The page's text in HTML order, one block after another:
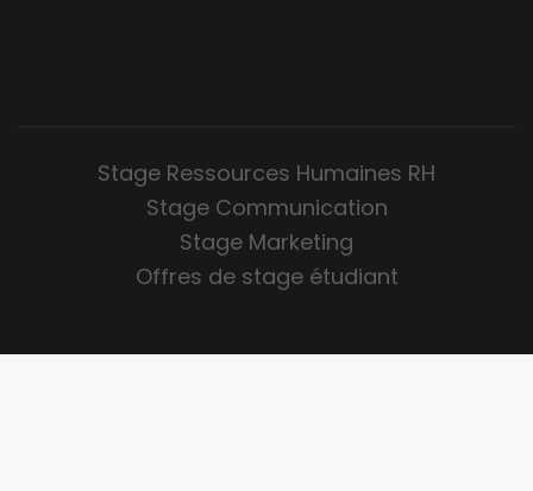
Stage Ressources Humaines RH
Stage Communication
Stage Marketing
Offres de stage étudiant